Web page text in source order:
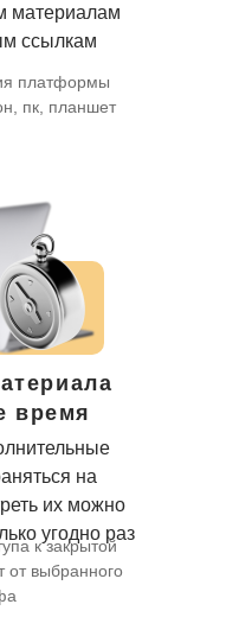
материалам
ссылкам
платформы
пк, планшет
на
их можно
угодно раз
время
к закрытой
от выбранного